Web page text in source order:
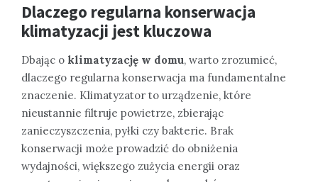
Dlaczego regularna konserwacja
klimatyzacji jest kluczowa
Dbając o klimatyzację w domu, warto zrozumieć,
dlaczego regularna konserwacja ma fundamentalne
znaczenie. Klimatyzator to urządzenie, które
nieustannie filtruje powietrze, zbierając
zanieczyszczenia, pyłki czy bakterie. Brak
konserwacji może prowadzić do obniżenia
wydajności, większego zużycia energii oraz